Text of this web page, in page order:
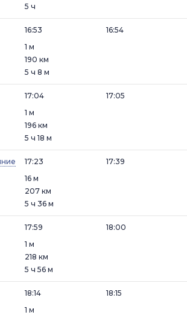
5 ч
16:53
1 м
16:54
190 км
5 ч 8 м
17:04
1 м
17:05
196 км
5 ч 18 м
17:23
16 м
17:39
207 км
5 ч 36 м
17:59
1 м
18:00
218 км
5 ч 56 м
18:14
1 м
18:15